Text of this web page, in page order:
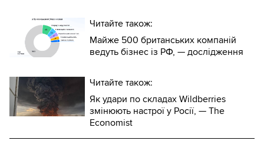
Читайте також:
Майже 500 британських компаній
ведуть бізнес із РФ, — дослідження
Читайте також:
Як удари по складах Wildberries
змінюють настрої у Росії, — The
Economist